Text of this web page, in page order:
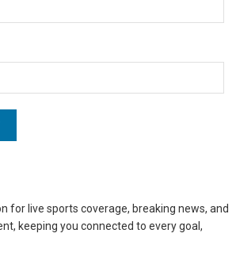
for live sports coverage, breaking news, and
keeping you connected to every goal,